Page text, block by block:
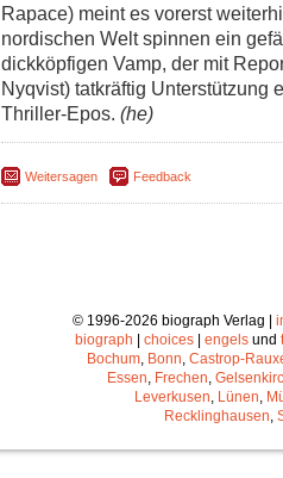
Rapace) meint es vorerst
nordischen Welt spinnen ein
dickköpfigen Vamp, der mit
Nyqvist) tatkräftig Unterstützung
Thriller-Epos. (he)
Weitersagen Feedback
© 1996-2026 biograph Verlag |
biograph | choices | engels und
Bochum Bonn Castrop-
Essen Frechen
Leverkusen Lünen
Recklinghausen